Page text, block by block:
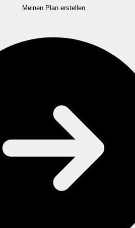
Meinen Plan erstellen